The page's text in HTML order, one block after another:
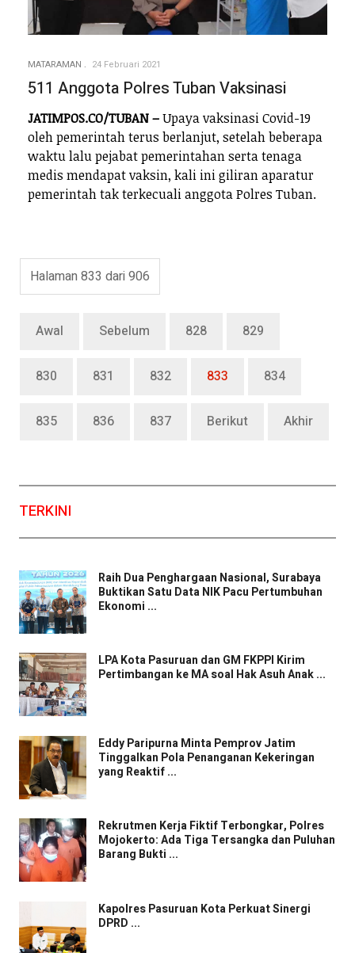
MATARAMAN 24 Februari 2021
511 Anggota Polres Tuban Vaksinasi
JATIMPOS.CO/TUBAN –Upaya vaksinasi Covid-19
oleh pemerintah terus berlanjut, setelah beberapa
waktu lalu pejabat pemerintahan serta tenaga
medis mendapat vaksin, kali ini giliran aparatur
pemerintah tak terkecuali anggota Polres Tuban.
Halaman 833 dari 906
Awal Sebelum 828 829
830 831 832 833 834
835 836 837 Berikut Akhir
TERKINI
Raih Dua Penghargaan Nasional, Surabaya
Buktikan Satu Data NIK Pacu Pertumbuhan
Ekonomi ...
LPA Kota Pasuruan dan GM FKPPI Kirim
Pertimbangan ke MA soal Hak Asuh Anak ...
Eddy Paripurna Minta Pemprov Jatim
Tinggalkan Pola Penanganan Kekeringan
yang Reaktif ...
Rekrutmen Kerja Fiktif Terbongkar, Polres
Mojokerto: Ada Tiga Tersangka dan Puluhan
Barang Bukti ...
Kapolres Pasuruan Kota Perkuat Sinergi
DPRD ...